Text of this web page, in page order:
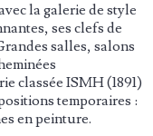
la galerie de style
ses clefs de
salles, salons
classée ISMH (1891)
temporaires :
en peinture.